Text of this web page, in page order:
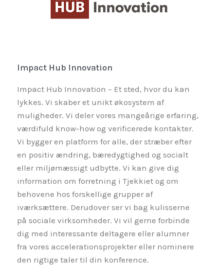
Impact Hub Innovation
Impact Hub Innovation – Et sted, hvor du kan
lykkes. Vi skaber et unikt økosystem af
muligheder. Vi deler vores mangeårige erfaring,
værdifuld know-how og verificerede kontakter.
Vi bygger en platform for alle, der stræber efter
en positiv ændring, bæredygtighed og socialt
eller miljømæssigt udbytte. Vi kan give dig
information om forretning i Tjekkiet og om
behovene hos forskellige grupper af
iværksættere. Derudover ser vi bag kulisserne
på sociale virksomheder. Vi vil gerne forbinde
dig med interessante deltagere eller alumner
fra vores accelerationsprojekter eller nominere
den rigtige taler til din konference.